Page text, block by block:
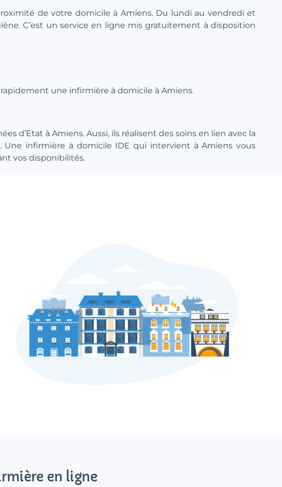
de votre domicile à Amiens. Du lundi au vendredi et
C’est un service en ligne mis gratuitement à disposition
une infirmière à domicile à Amiens.
d’Etat à Amiens. Aussi, ils réalisent des soins en lien avec la
Une infirmière à domicile IDE qui intervient à Amiens vous
vos disponibilités.
en ligne